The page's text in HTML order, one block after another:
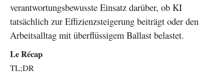
verantwortungsbewusste Einsatz darüber, ob KI
tatsächlich zur Effizienzsteigerung beiträgt oder den
Arbeitsalltag mit überflüssigem Ballast belastet.
Le Récap
TL;DR